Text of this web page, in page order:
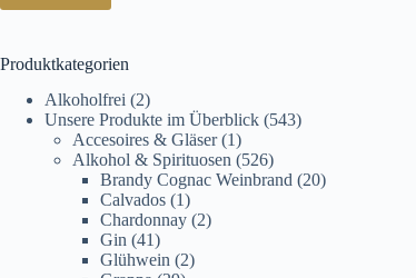
Produktkategorien
Alkoholfrei (2)
Unsere Produkte im Überblick (543)
Accesoires & Gläser (1)
Alkohol & Spirituosen (526)
Brandy Cognac Weinbrand (20)
Calvados (1)
Chardonnay (2)
Gin (41)
Glühwein (2)